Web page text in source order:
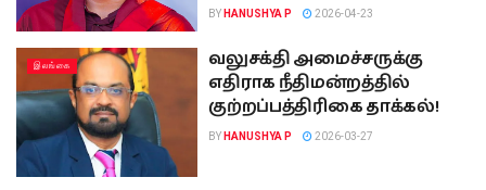
BY HANUSHYA P 2026-04-23
இலங்கை
வலுசக்தி அமைச்சருக்கு
எதிராக நீதிமன்றத்தில்
குற்றப்பத்திரிகை தாக்கல்!
BY HANUSHYA P 2026-03-27